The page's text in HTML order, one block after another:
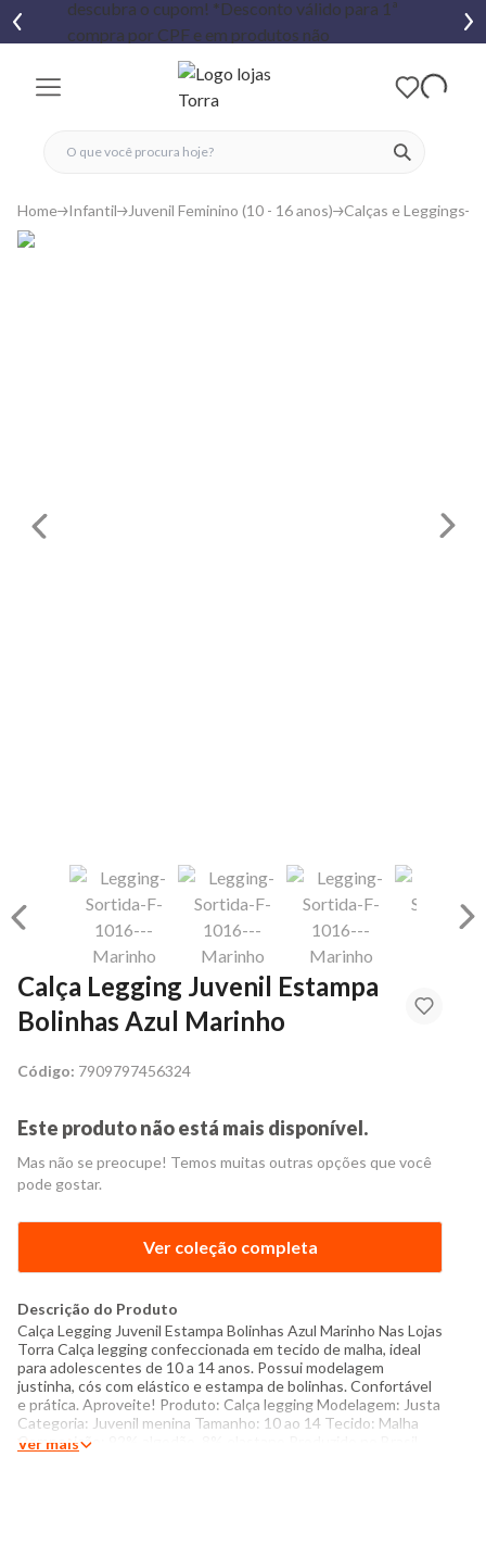
ver
fechar menu
fechar menu
favoritos
Home Infantil Juvenil Feminino (10 - 16 anos) Calças e Leggings
Calça Legging Juvenil Estampa
Bolinhas Azul Marinho
Código: 7909797456324
Este produto não está mais disponível.
Mas não se preocupe! Temos muitas outras opções que você
pode gostar.
Ver coleção completa
Descrição do Produto
Calça Legging Juvenil Estampa Bolinhas Azul Marinho Nas Lojas
Torra Calça legging confeccionada em tecido de malha, ideal
para adolescentes de 10 a 14 anos. Possui modelagem
justinha, cós com elástico e estampa de bolinhas. Confortável
e prática. Aproveite! Produto: Calça legging Modelagem: Justa
Categoria: Juvenil menina Tamanho: 10 ao 14 Tecido: Malha
Composição: 92% algodão, 8% elastano Produzido no Brasil
Ver mais